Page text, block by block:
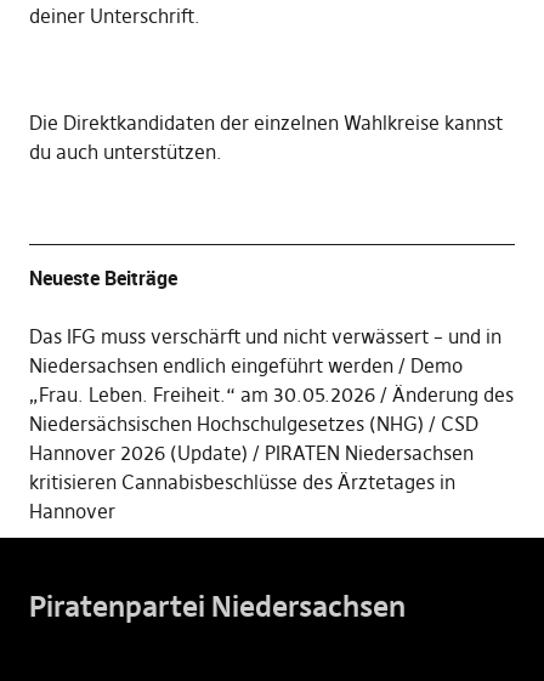
deiner Unterschrift.
Die Direktkandidaten der einzelnen Wahlkreise kannst
du auch unterstützen.
Neueste Beiträge
Das IFG muss verschärft und nicht verwässert – und in
Niedersachsen endlich eingeführt werden
Demo
„Frau. Leben. Freiheit.“ am 30.05.2026
Änderung des
Niedersächsischen Hochschulgesetzes (NHG)
CSD
Hannover 2026 (Update)
PIRATEN Niedersachsen
kritisieren Cannabisbeschlüsse des Ärztetages in
Hannover
Piratenpartei Niedersachsen